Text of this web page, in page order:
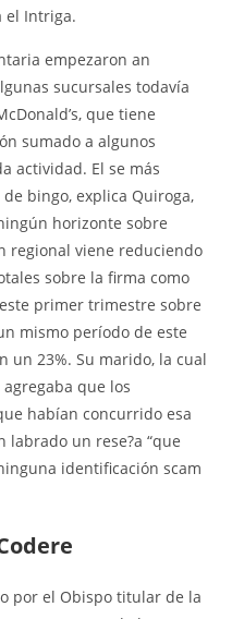
el Intriga.
empezaron an
sucursales todavía
que tiene
sumado a algunos
actividad. El se más
bingo, explica Quiroga,
horizonte sobre
regional viene reduciendo
sobre la firma como
primer trimestre sobre
mismo período de este
un 23%. Su marido, la cual
que los
habían concurrido esa
un rese?a “que
identificación scam
por el Obispo titular de la